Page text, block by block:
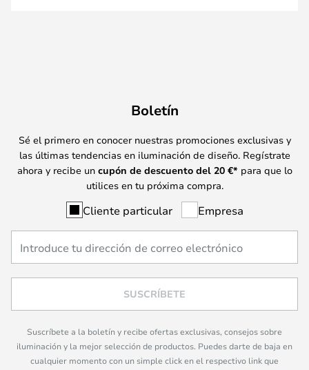
Boletín
Sé el primero en conocer nuestras promociones exclusivas y
las últimas tendencias en iluminación de diseño. Regístrate
ahora y recibe un cupón de descuento del 20 €* para que lo
utilices en tu próxima compra.
Cliente particular Empresa
SUSCRÍBETE
Suscríbete a la boletín y recibe ofertas exclusivas, consejos sobre
iluminación y la mejor selección de productos. Puedes darte de baja en
cualquier momento con un simple click en el respectivo link que